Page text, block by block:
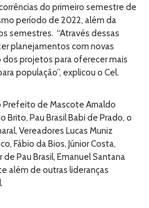
do primeiro semestre de
período de 2022, além da
semestres. “Através dessas
planejamentos com novas
projetos para oferecer mais
população”, explicou o Cel.
de Mascote Arnaldo
Brito, Pau Brasil Babi de Prado, o
Vereadores Lucas Muniz
Fábio da Bios, Júnior Costa,
Pau Brasil, Emanuel Santana
além de outras lideranças